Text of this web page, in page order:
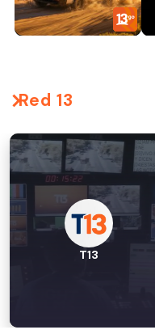
Red 13
T13